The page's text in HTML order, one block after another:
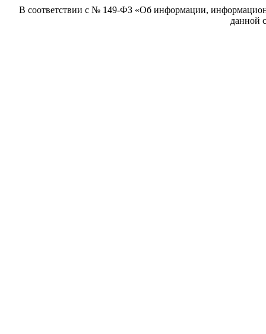
В соответствии с № 149-ФЗ «Об информации,
данной